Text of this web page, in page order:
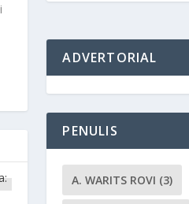
ADVERTORIAL
PENULIS
A. WARITS ROVI (3)